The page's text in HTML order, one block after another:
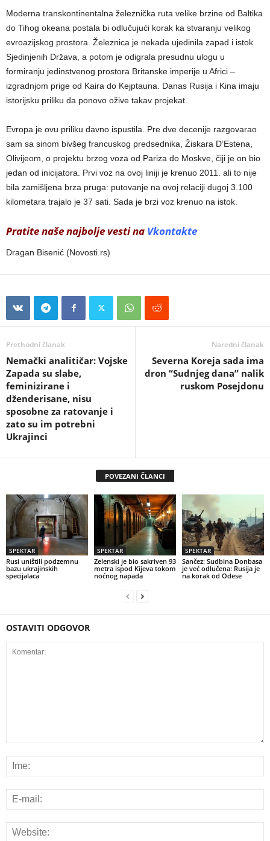
Moderna transkontinentalna železnička ruta velike brzine od Baltika
do Tihog okeana postala bi odlučujući korak ka stvaranju velikog
evroazijskog prostora. Železnica je nekada ujedinila zapad i istok
Sjedinjenih Država, a potom je odigrala presudnu ulogu u
formiranju jedinstvenog prostora Britanske imperije u Africi –
izgradnjom prige od Kaira do Kejptauna. Danas Rusija i Kina imaju
istorijsku priliku da ponovo ožive takav projekat.
Evropa je ovu priliku davno ispustila. Pre dve decenije razgovarao
sam sa sinom bivšeg francuskog predsednika, Žiskara D’Estena,
Olivijeom, o projektu brzog voza od Pariza do Moskve, čiji je on bio
jedan od inicijatora. Prvi voz na ovoj liniji je krenuo 2011. ali to nije
bila zamišljena brza pruga: putovanje na ovoj relaciji dugoj 3.100
kilometara trajalo je 37 sati. Sada je brzi voz krenuo na istok.
Pratite naše najbolje vesti na Vkontakte
Dragan Bisenić (Novosti.rs)
Prethodni članak
Nemački analitičar: Vojske
Zapada su slabe,
feminizirane i
dženderisane, nisu
sposobne za ratovanje i
zato su im potrebni
Ukrajinci
Naredni članak
Severna Koreja sada ima
dron “Sudnjeg dana” nalik
ruskom Posejdonu
POVEZANI ČLANCI
SPEKTAR
Rusi uništili podzemnu
bazu ukrajinskih
specijalaca
SPEKTAR
Zelenski je bio sakriven 93
metra ispod Kijeva tokom
noćnog napada
SPEKTAR
Sančez: Sudbina Donbasa
je već odlučena: Rusija je
na korak od Odese
OSTAVITI ODGOVOR